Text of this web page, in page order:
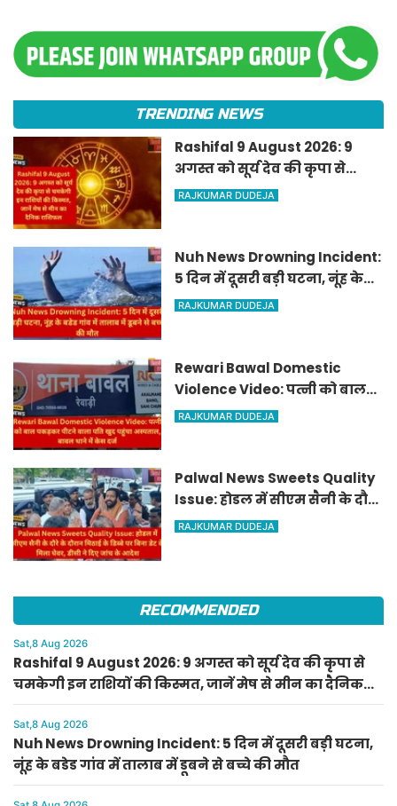
TRENDING NEWS
Rashifal 9 August 2026: 9
अगस्त को सूर्य देव की कृपा से
चमकेगी इन राशियों की किस्मत,
RAJKUMAR DUDEJA
Nuh News Drowning Incident:
5 दिन में दूसरी बड़ी घटना, नूंह के
बडेड गांव में तालाब में डूबने से बच्चे
RAJKUMAR DUDEJA
Rewari Bawal Domestic
Violence Video: पत्नी को बाल
पकड़कर पीटने वाला पति खुद
RAJKUMAR DUDEJA
Palwal News Sweets Quality
Issue: होडल में सीएम सैनी के दौरे
के दौरान मिठाई के डिब्बे पर बिना
RAJKUMAR DUDEJA
RECOMMENDED
Sat,8 Aug 2026
Rashifal 9 August 2026: 9 अगस्त को सूर्य देव की कृपा से
चमकेगी इन राशियों की किस्मत, जानें मेष से मीन का दैनिक
राशिफल
Sat,8 Aug 2026
Nuh News Drowning Incident: 5 दिन में दूसरी बड़ी घटना,
नूंह के बडेड गांव में तालाब में डूबने से बच्चे की मौत